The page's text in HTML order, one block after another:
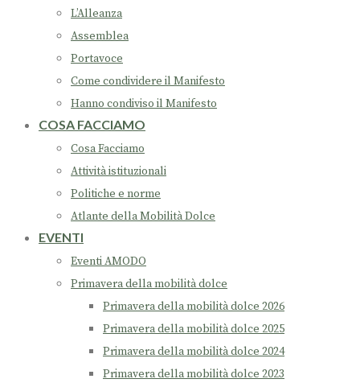
L’Alleanza
Assemblea
Portavoce
Come condividere il Manifesto
Hanno condiviso il Manifesto
COSA FACCIAMO
Cosa Facciamo
Attività istituzionali
Politiche e norme
Atlante della Mobilità Dolce
EVENTI
Eventi AMODO
Primavera della mobilità dolce
Primavera della mobilità dolce 2026
Primavera della mobilità dolce 2025
Primavera della mobilità dolce 2024
Primavera della mobilità dolce 2023